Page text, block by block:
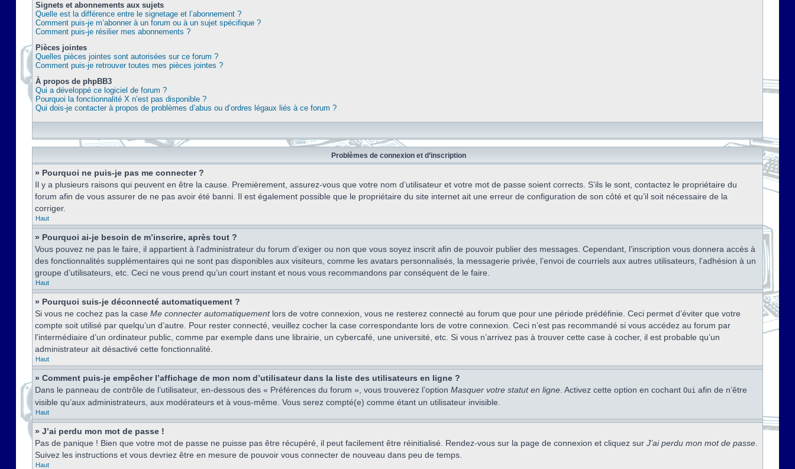
Signets et abonnements aux sujets
Quelle est la différence entre le signetage et l’abonnement ?
Comment puis-je m’abonner à un forum ou à un sujet spécifique ?
Comment puis-je résilier mes abonnements ?
Pièces jointes
Quelles pièces jointes sont autorisées sur ce forum ?
Comment puis-je retrouver toutes mes pièces jointes ?
À propos de phpBB3
Qui a développé ce logiciel de forum ?
Pourquoi la fonctionnalité X n’est pas disponible ?
Qui dois-je contacter à propos de problèmes d’abus ou d’ordres légaux liés à ce forum ?
Problèmes de connexion et d’inscription
» Pourquoi ne puis-je pas me connecter ?
Il y a plusieurs raisons qui peuvent en être la cause. Premièrement, assurez-vous que votre nom d’utilisateur et votre mot de passe soient corrects. S’ils le sont, contactez le propriétaire du
forum afin de vous assurer de ne pas avoir été banni. Il est également possible que le propriétaire du site internet ait une erreur de configuration de son côté et qu’il soit nécessaire de la
corriger.
Haut
» Pourquoi ai-je besoin de m’inscrire, après tout ?
Vous pouvez ne pas le faire, il appartient à l’administrateur du forum d’exiger ou non que vous soyez inscrit afin de pouvoir publier des messages. Cependant, l’inscription vous donnera accès à
des fonctionnalités supplémentaires qui ne sont pas disponibles aux visiteurs, comme les avatars personnalisés, la messagerie privée, l’envoi de courriels aux autres utilisateurs, l’adhésion à un
groupe d’utilisateurs, etc. Ceci ne vous prend qu’un court instant et nous vous recommandons par conséquent de le faire.
Haut
» Pourquoi suis-je déconnecté automatiquement ?
Si vous ne cochez pas la case Me connecter automatiquementlors de votre connexion, vous ne resterez connecté au forum que pour une période prédéfinie. Ceci permet d’éviter que votre
compte soit utilisé par quelqu’un d’autre. Pour rester connecté, veuillez cocher la case correspondante lors de votre connexion. Ceci n’est pas recommandé si vous accédez au forum par
l’intermédiaire d’un ordinateur public, comme par exemple dans une librairie, un cybercafé, une université, etc. Si vous n’arrivez pas à trouver cette case à cocher, il est probable qu’un
administrateur ait désactivé cette fonctionnalité.
Haut
» Comment puis-je empêcher l’affichage de mon nom d’utilisateur dans la liste des utilisateurs en ligne ?
Dans le panneau de contrôle de l’utilisateur, en-dessous des « Préférences du forum », vous trouverez l’option Masquer votre statut en ligne . Activez cette option en cochant Oui afin de n’être
visible qu’aux administrateurs, aux modérateurs et à vous-même. Vous serez compté(e) comme étant un utilisateur invisible.
Haut
» J’ai perdu mon mot de passe !
Pas de panique ! Bien que votre mot de passe ne puisse pas être récupéré, il peut facilement être réinitialisé. Rendez-vous sur la page de connexion et cliquez sur J’ai perdu mon mot de passe
Suivez les instructions et vous devriez être en mesure de pouvoir vous connecter de nouveau dans peu de temps.
Haut